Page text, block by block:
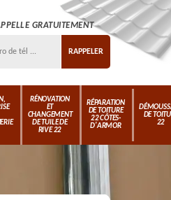
GRATUITEMENT
RÉNOVATION
ET
CHANGEMENT
DE TUILE DE
RIVE 22
RÉPARATION
DE TOITURE
22 CÔTES-
D'ARMOR
DE
22